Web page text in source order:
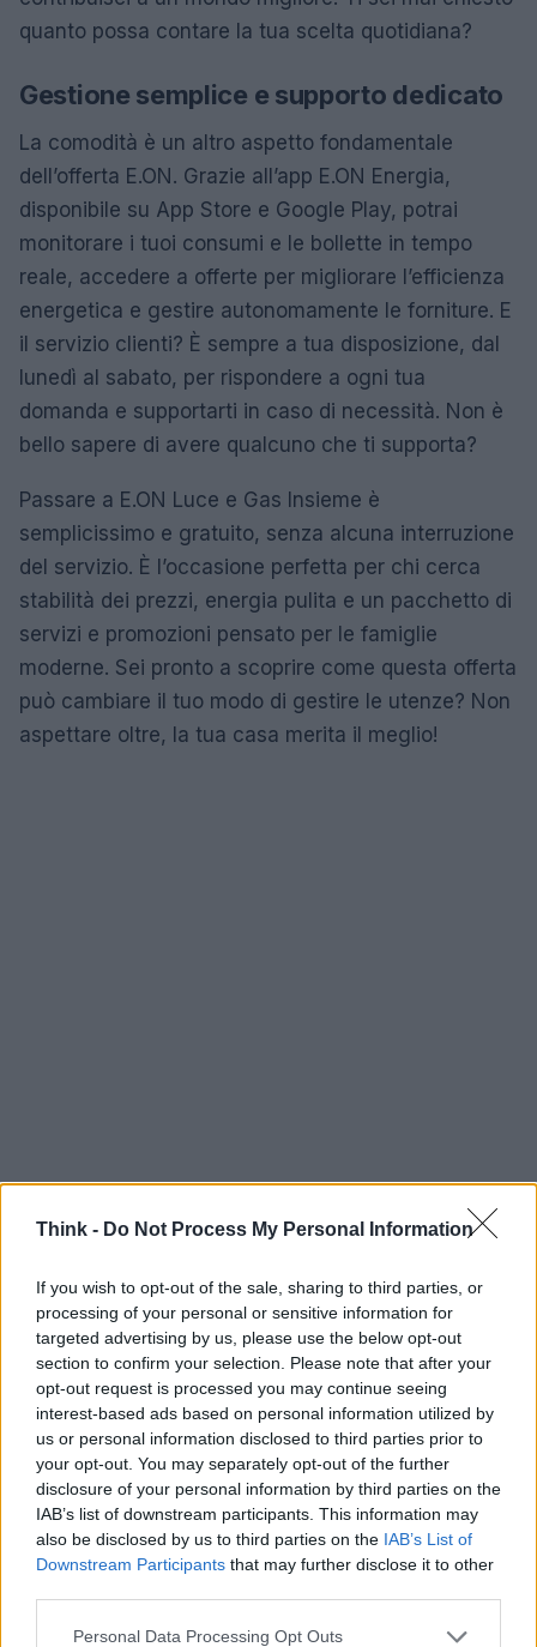
Think - Do Not Process My Personal Information
If you wish to opt-out of the sale, sharing to third parties, or
processing of your personal or sensitive information for
targeted advertising by us, please use the below opt-out
section to confirm your selection. Please note that after your
opt-out request is processed you may continue seeing
interest-based ads based on personal information utilized by
us or personal information disclosed to third parties prior to
your opt-out. You may separately opt-out of the further
disclosure of your personal information by third parties on the
IAB’s list of downstream participants. This information may
also be disclosed by us to third parties on the IAB’s List of
Downstream Participants that may further disclose it to other
Please note that this website/app uses one or more Google
Personal Data Processing Opt Outs
quanto possa contare la tua scelta quotidiana?
Gestione semplice e supporto dedicato
La comodità è un altro aspetto fondamentale
dell’offerta E.ON. Grazie all’app E.ON Energia,
disponibile su App Store e Google Play, potrai
monitorare i tuoi consumi e le bollette in tempo
reale, accedere a offerte per migliorare l’efficienza
energetica e gestire autonomamente le forniture. E
il servizio clienti? È sempre a tua disposizione, dal
lunedì al sabato, per rispondere a ogni tua
domanda e supportarti in caso di necessità. Non è
bello sapere di avere qualcuno che ti supporta?
Passare a E.ON Luce e Gas Insieme è
semplicissimo e gratuito, senza alcuna interruzione
del servizio. È l’occasione perfetta per chi cerca
stabilità dei prezzi, energia pulita e un pacchetto di
servizi e promozioni pensato per le famiglie
moderne. Sei pronto a scoprire come questa offerta
può cambiare il tuo modo di gestire le utenze? Non
aspettare oltre, la tua casa merita il meglio!
AUTORE